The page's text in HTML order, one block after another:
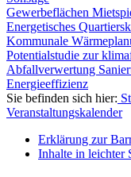
Gewerbeflächen
Energetisches
Kommunale
Potentialstudie zur
Abfallverwertung
Energieeffizienz
Sie befinden sich hier:
Veranstaltungskalender
Erklärung zur
Inhalte in leichter